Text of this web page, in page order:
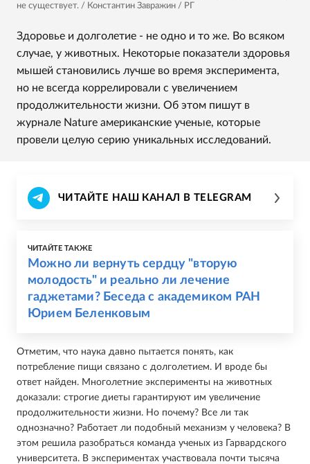
не существует. / Константин Завражин / РГ
Здоровье и долголетие - не одно и то же. Во всяком
случае, у животных. Некоторые показатели здоровья
мышей становились лучше во время эксперимента,
но не всегда коррелировали с увеличением
продолжительности жизни. Об этом пишут в
журнале Nature американские ученые, которые
провели целую серию уникальных исследований.
ЧИТАЙТЕ НАШ КАНАЛ В TELEGRAM
ЧИТАЙТЕ ТАКЖЕ
Можно ли вернуть сердцу "вторую
молодость" и реально ли лечение
гаджетами? Беседа с академиком РАН
Юрием Беленковым
Отметим, что наука давно пытается понять, как
потребление пищи связано с долголетием. И вроде бы
ответ найден. Многолетние эксперименты на животных
доказали: строгие диеты гарантируют им увеличение
продолжительности жизни. Но почему? Все ли так
однозначно? Работает ли подобный механизм у человека? В
этом решила разобраться команда ученых из Гарвардского
университета. В экспериментах участвовала почти тысяча